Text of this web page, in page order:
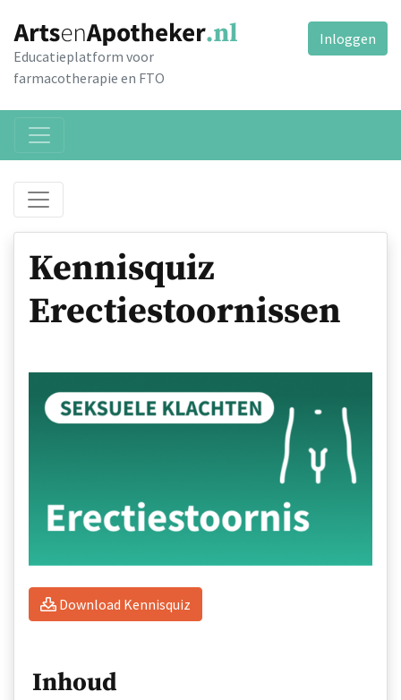
Educatieplatform voor
farmacotherapie en FTO
Inloggen
Kennisquiz
Erectiestoornissen
Download Kennisquiz
Inhoud